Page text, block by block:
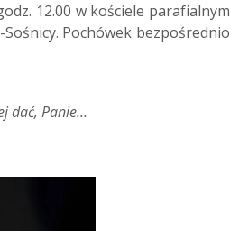
12.00 w kościele parafialnym
Pochówek bezpośrednio
dać, Panie…